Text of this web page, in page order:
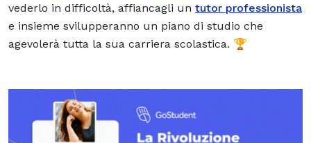
vederlo in difficoltà, affiancagli un tutor professionista
e insieme svilupperanno un piano di studio che
agevolerà tutta la sua carriera scolastica. 🏆